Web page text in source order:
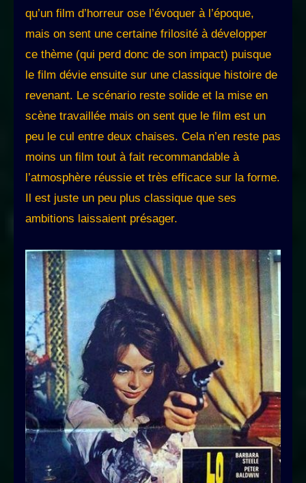
qu’un film d’horreur ose l’évoquer à l’époque,
mais on sent une certaine frilosité à développer
ce thème (qui perd donc de son impact) puisque
le film dévie ensuite sur une classique histoire de
revenant. Le scénario reste solide et la mise en
scène travaillée mais on sent que le film est un
peu le cul entre deux chaises. Cela n’en reste pas
moins un film tout à fait recommandable à
l’atmosphère réussie et très efficace sur la forme.
Il est juste un peu plus classique que ses
ambitions laissaient présager.